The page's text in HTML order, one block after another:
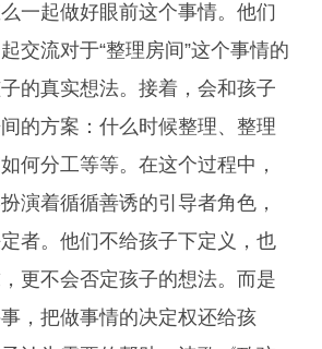
一起做好眼前这个事情。他们
交流对于“整理房间”这个事情的
的真实想法。接着，会和孩子
的方案：什么时候整理、整理
何分工等等。在这个过程中，
演着循循善诱的引导者角色，
者。他们不给孩子下定义，也
更不会否定孩子的想法。而是
，把做事情的决定权还给孩